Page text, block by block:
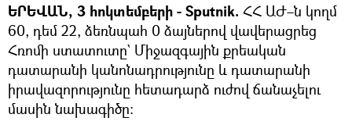
ԵՐԵՎԱՆ, 3 հոկտեմբերի - Sputnik. ՀՀ ԱԺ–ն կողմ
60, դեմ 22, ձեռնպահ 0 ձայներով վավերացրեց
Հռոմի ստատուտը` Միջազգային քրեական
դատարանի կանոնադրությունը և դատարանի
իրավազորությունը հետադարձ ուժով ճանաչելու
մասին նախագիծը։